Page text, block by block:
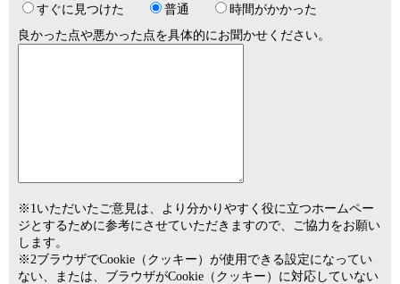
すぐに見つけた
普通
時間がかかった
良かった点や悪かった点を具体的にお聞かせください。
※1いただいたご意見は、より分かりやすく役に立つホームペー
ジとするために参考にさせていただきますので、ご協力をお願い
します。
※2ブラウザでCookie（クッキー）が使用できる設定になってい
ない、または、ブラウザがCookie（クッキー）に対応していない